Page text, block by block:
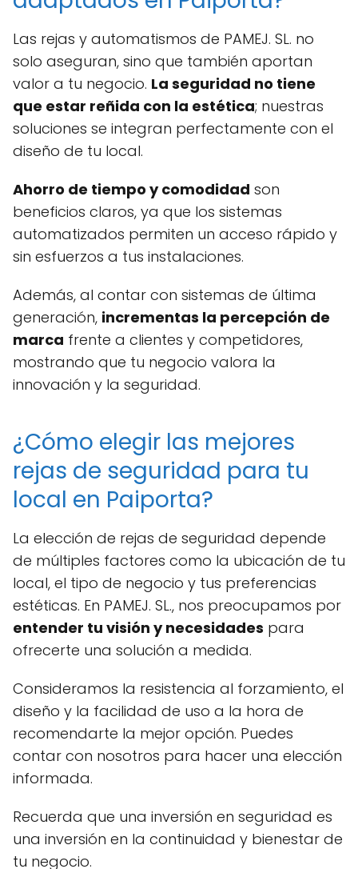
Las rejas y automatismos de PAMEJ. SL. no
solo aseguran, sino que también aportan
valor a tu negocio. La seguridad no tiene
que estar reñida con la estética; nuestras
soluciones se integran perfectamente con el
diseño de tu local.
Ahorro de tiempo y comodidad son
beneficios claros, ya que los sistemas
automatizados permiten un acceso rápido y
sin esfuerzos a tus instalaciones.
Además, al contar con sistemas de última
generación, incrementas la percepción de
marca frente a clientes y competidores,
mostrando que tu negocio valora la
innovación y la seguridad.
¿Cómo elegir las mejores
rejas de seguridad para tu
local en Paiporta?
La elección de rejas de seguridad depende
de múltiples factores como la ubicación de tu
local, el tipo de negocio y tus preferencias
estéticas. En PAMEJ. SL., nos preocupamos por
entender tu visión y necesidades para
ofrecerte una solución a medida.
Consideramos la resistencia al forzamiento, el
diseño y la facilidad de uso a la hora de
recomendarte la mejor opción. Puedes
contar con nosotros para hacer una elección
informada.
Recuerda que una inversión en seguridad es
una inversión en la continuidad y bienestar de
tu negocio.